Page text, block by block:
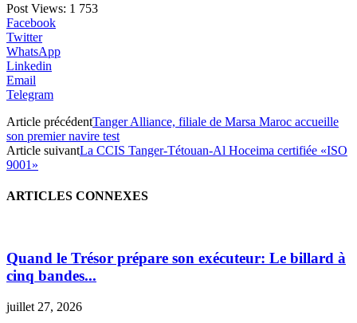
Post Views: 1 753
Facebook
Twitter
WhatsApp
Linkedin
Email
Telegram
Article précédentTanger Alliance, filiale de Marsa Maroc accueille
son premier navire test
Article suivantLa CCIS Tanger-Tétouan-Al Hoceima certifiée «ISO
9001»
ARTICLES CONNEXES
Quand le Trésor prépare son exécuteur: Le billard à
cinq bandes...
juillet 27, 2026